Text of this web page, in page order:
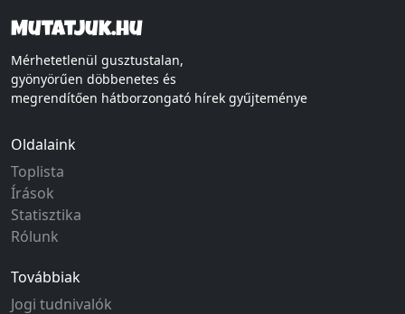
Mutatjuk.hu
Mérhetetlenül gusztustalan,
gyönyörűen döbbenetes és
megrendítően hátborzongató hírek gyűjteménye
Oldalaink
Toplista
Írások
Statisztika
Rólunk
Továbbiak
Jogi tudnivalók